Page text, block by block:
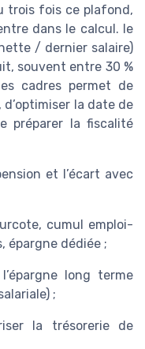
trois fois ce plafond,
dans le calcul. le
/ dernier salaire)
souvent entre 30 %
cadres permet de
la date de
préparer la fiscalité
et l’écart avec
cumul emploi-
épargne dédiée ;
long terme
;
la trésorerie de